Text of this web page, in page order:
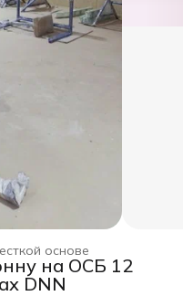
основе
на ОСБ 12
DNN